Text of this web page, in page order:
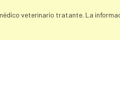
veterinario tratante. La